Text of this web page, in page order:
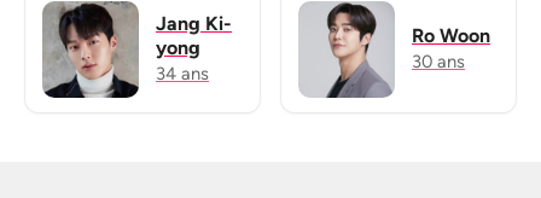
Jang Ki-
yong
34 ans
Ro Woon
30 ans